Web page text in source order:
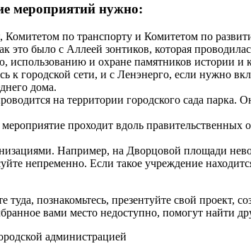
мероприятий нужно:
по транспорту и Комитетом по
было с Аллеей зонтиков, которая
и охране памятников истории и
к городской сети, и с Ленэнерго, если нужно
дома.
на территории городского сада парка.
проходит вдоль
Например, на Дворцовой площади
непременно. Если такое учреждение
познакомьтесь, презентуйте свой проект,
вами место недоступно, помогут найти